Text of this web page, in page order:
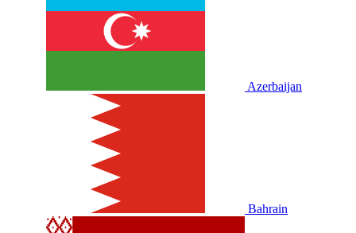
Azerbaijan
Bahrain